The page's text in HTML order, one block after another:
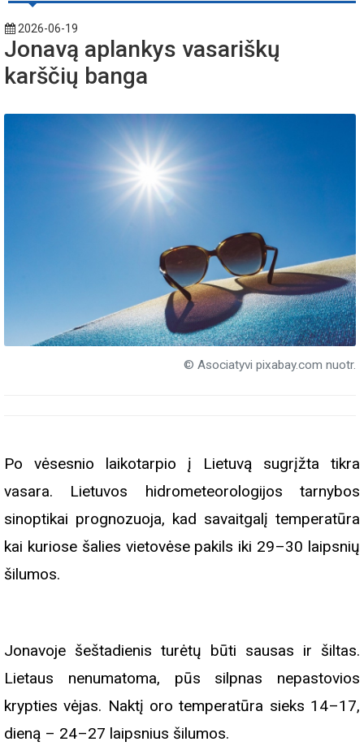
2026-06-19
Jonavą aplankys vasariškų
karščių banga
© Asociatyvi pixabay.com nuotr.
Po vėsesnio laikotarpio į Lietuvą sugrįžta tikra
vasara. Lietuvos hidrometeorologijos tarnybos
sinoptikai prognozuoja, kad savaitgalį temperatūra
kai kuriose šalies vietovėse pakils iki 29–30 laipsnių
šilumos.
Jonavoje šeštadienis turėtų būti sausas ir šiltas.
Lietaus nenumatoma, pūs silpnas nepastovios
krypties vėjas. Naktį oro temperatūra sieks 14–17,
dieną – 24–27 laipsnius šilumos.